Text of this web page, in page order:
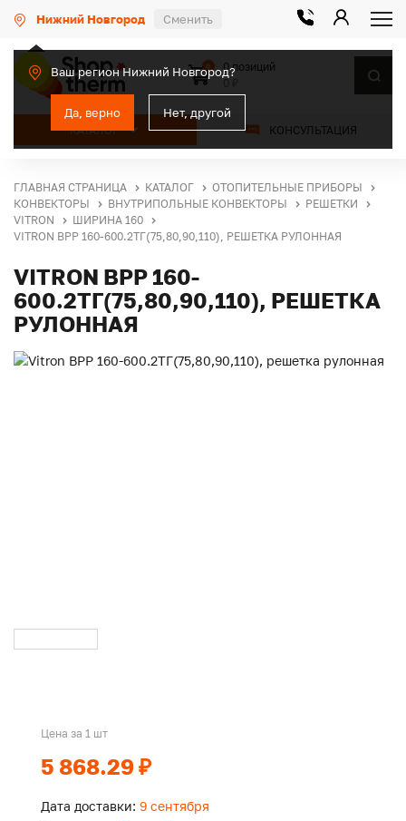
Нижний Новгород Сменить
Ваш регион Нижний Новгород?
Да, верно Нет, другой
КАТАЛОГ КОНСУЛЬТАЦИЯ
0
0 позиций
ГЛАВНАЯ СТРАНИЦА КАТАЛОГ
ОТОПИТЕЛЬНЫЕ ПРИБОРЫ
КОНВЕКТОРЫ
ВНУТРИПОЛЬНЫЕ КОНВЕКТОРЫ
РЕШЕТКИ
VITRON
ШИРИНА 160
VITRON ВРР 160-600.2ТГ(75,80,90,110), РЕШЕТКА РУЛОННАЯ
VITRON ВРР 160-
600.2ТГ(75,80,90,110), РЕШЕТКА
РУЛОННАЯ
Цена за 1 шт
5 868.29 ₽
Дата доставки: 9 сентября